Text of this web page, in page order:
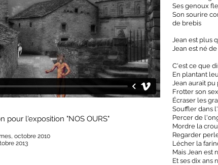
pour l'exposition "NOS OURS"
octobre 2010
2013
Ses genoux
Son sourire
de brebis
Jean est plus
Jean est né
C'est ce que
En plantant
Jean aurait pu
Frotter son
Écraser les
Souffler dans
Percer de
Mordre la
Regarder
Lécher la
Mais Jean est
Et ses dix ans